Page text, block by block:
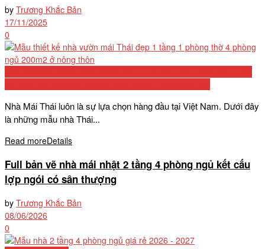
by Trương Khắc Bản
17/11/2025
0
Nhà Mái Thái luôn là sự lựa chọn hàng đầu tại Việt Nam. Dưới đây
là những mẫu nhà Thái...
Read moreDetails
Full bản vẽ nhà mái nhật 2 tầng 4 phòng ngủ kết cấu
lợp ngói có sân thượng
by Trương Khắc Bản
08/06/2026
0